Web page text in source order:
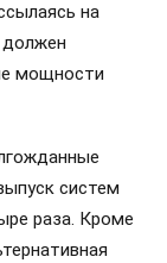
на
мощности
систем
раза. Кроме